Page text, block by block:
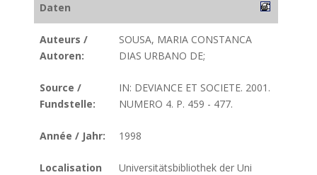
Daten
Auteurs /
Autoren:
SOUSA, MARIA CONSTANCA
DIAS URBANO DE;
Source /
Fundstelle:
IN: DEVIANCE ET SOCIETE. 2001.
NUMERO 4. P. 459 - 477.
Année / Jahr: 1998
Localisation
Universitätsbibliothek der Uni